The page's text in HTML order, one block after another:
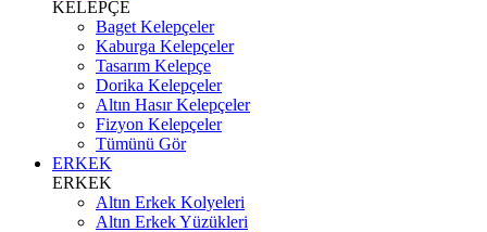
KELEPÇE
Baget Kelepçeler
Kaburga Kelepçeler
Tasarım Kelepçe
Dorika Kelepçeler
Altın Hasır Kelepçeler
Fizyon Kelepçeler
Tümünü Gör
ERKEK
ERKEK
Altın Erkek Kolyeleri
Altın Erkek Yüzükleri